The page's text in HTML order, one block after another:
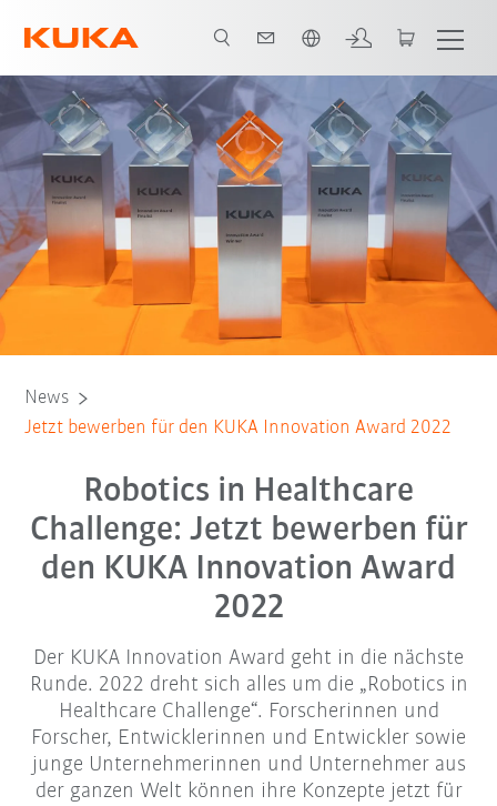
News
Jetzt bewerben für den KUKA Innovation Award 2022
Robotics in Healthcare
Challenge: Jetzt bewerben für
den KUKA Innovation Award
2022
Der KUKA Innovation Award geht in die nächste
Runde. 2022 dreht sich alles um die „Robotics in
Healthcare Challenge“. Forscherinnen und
Forscher, Entwicklerinnen und Entwickler sowie
junge Unternehmerinnen und Unternehmer aus
der ganzen Welt können ihre Konzepte jetzt für